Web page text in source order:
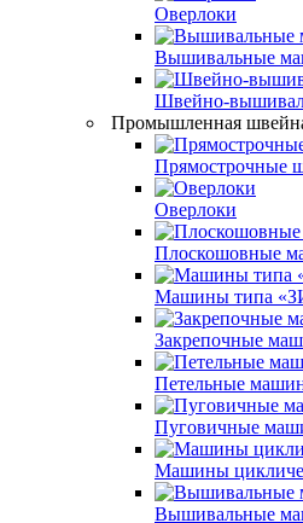
Оверлоки
Вышивальные
Швейно-
Промышленная
Прямострочные
Оверлоки
Плоскошовные
Машины типа
Закрепочные
Петельные
Пуговичные
Машины
Вышивальные